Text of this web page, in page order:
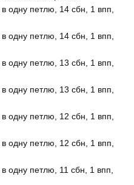
одну петлю, 14 сбн, 1 впп,
одну петлю, 14 сбн, 1 впп,
одну петлю, 13 сбн, 1 впп,
одну петлю, 13 сбн, 1 впп,
одну петлю, 12 сбн, 1 впп,
одну петлю, 12 сбн, 1 впп,
одну петлю, 11 сбн, 1 впп,